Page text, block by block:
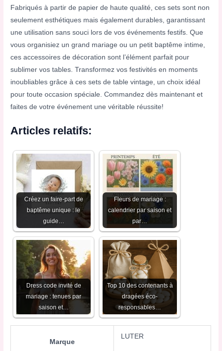
Fabriqués à partir de papier de haute qualité, ces sets sont non
seulement esthétiques mais également durables, garantissant
une utilisation sans souci lors de vos événements festifs. Que
vous organisiez un grand mariage ou un petit baptême intime,
ces accessoires de décoration sont l’élément parfait pour
sublimer vos tables. Transformez vos festivités en moments
inoubliables grâce à ces sets de table vintage, un choix idéal
pour toute occasion spéciale. Commandez dès maintenant et
faites de votre événement une véritable réussite!
Articles relatifs:
Créez un faire-part de
baptême unique : le
guide…
Fleurs de mariage :
calendrier par saison et
par…
Dress code invité de
mariage : tenues par
saison et…
Top 10 des contenants à
dragées éco-
responsables…
Marque
LUTER